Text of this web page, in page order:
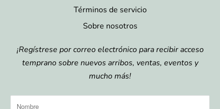
Términos de servicio
Sobre nosotros
¡Regístrese por correo electrónico para recibir acceso
temprano sobre nuevos arribos, ventas, eventos y
mucho más!